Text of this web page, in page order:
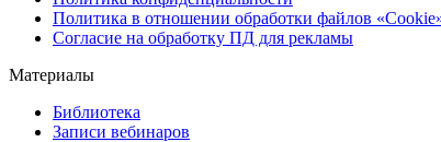
Политика в отношении обработки файлов
Согласие на обработку ПД для рекламы
Материалы
Библиотека
Записи вебинаров